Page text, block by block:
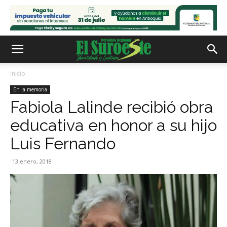
Inicio
En la memoria
Fabiola Lalinde recibió obra
educativa en honor a su hijo
Luis Fernando
13 enero, 2018